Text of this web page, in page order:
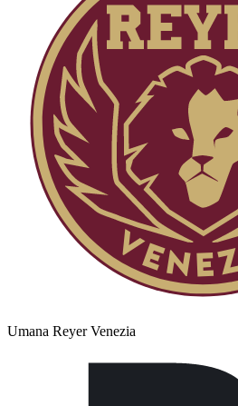
Umana Reyer Venezia